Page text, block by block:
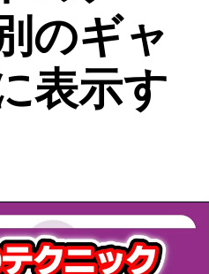
のギャ
表示す